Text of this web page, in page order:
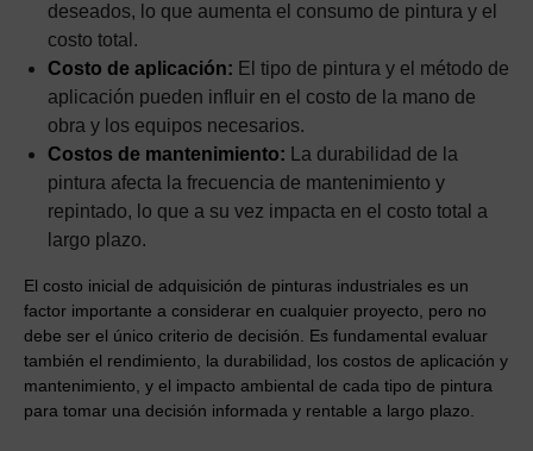
deseados, lo que aumenta el consumo de pintura y el
costo total.
Costo de aplicación: El tipo de pintura y el método de
aplicación pueden influir en el costo de la mano de
obra y los equipos necesarios.
Costos de mantenimiento: La durabilidad de la
pintura afecta la frecuencia de mantenimiento y
repintado, lo que a su vez impacta en el costo total a
largo plazo.
El costo inicial de adquisición de pinturas industriales es un
factor importante a considerar en cualquier proyecto, pero no
debe ser el único criterio de decisión. Es fundamental evaluar
también el rendimiento, la durabilidad, los costos de aplicación y
mantenimiento, y el impacto ambiental de cada tipo de pintura
para tomar una decisión informada y rentable a largo plazo.